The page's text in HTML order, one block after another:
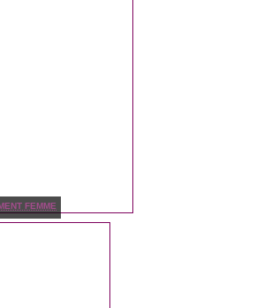
FEMME